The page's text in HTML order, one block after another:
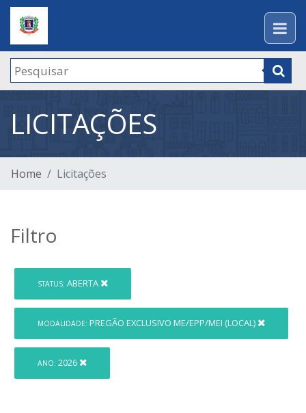
LICITAÇÕES
Home Licitações
Filtro
STATUS: ABERTA
MODALIDADE: PREGÃO EXCLUSIVO ME/EPP/MEI (LOCAL)
ANO: 2026